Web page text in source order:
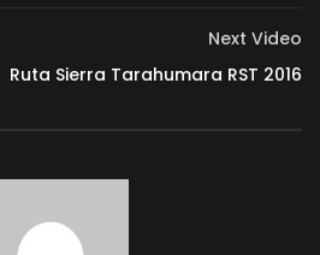
Next Video
Ruta Sierra Tarahumara RST 2016